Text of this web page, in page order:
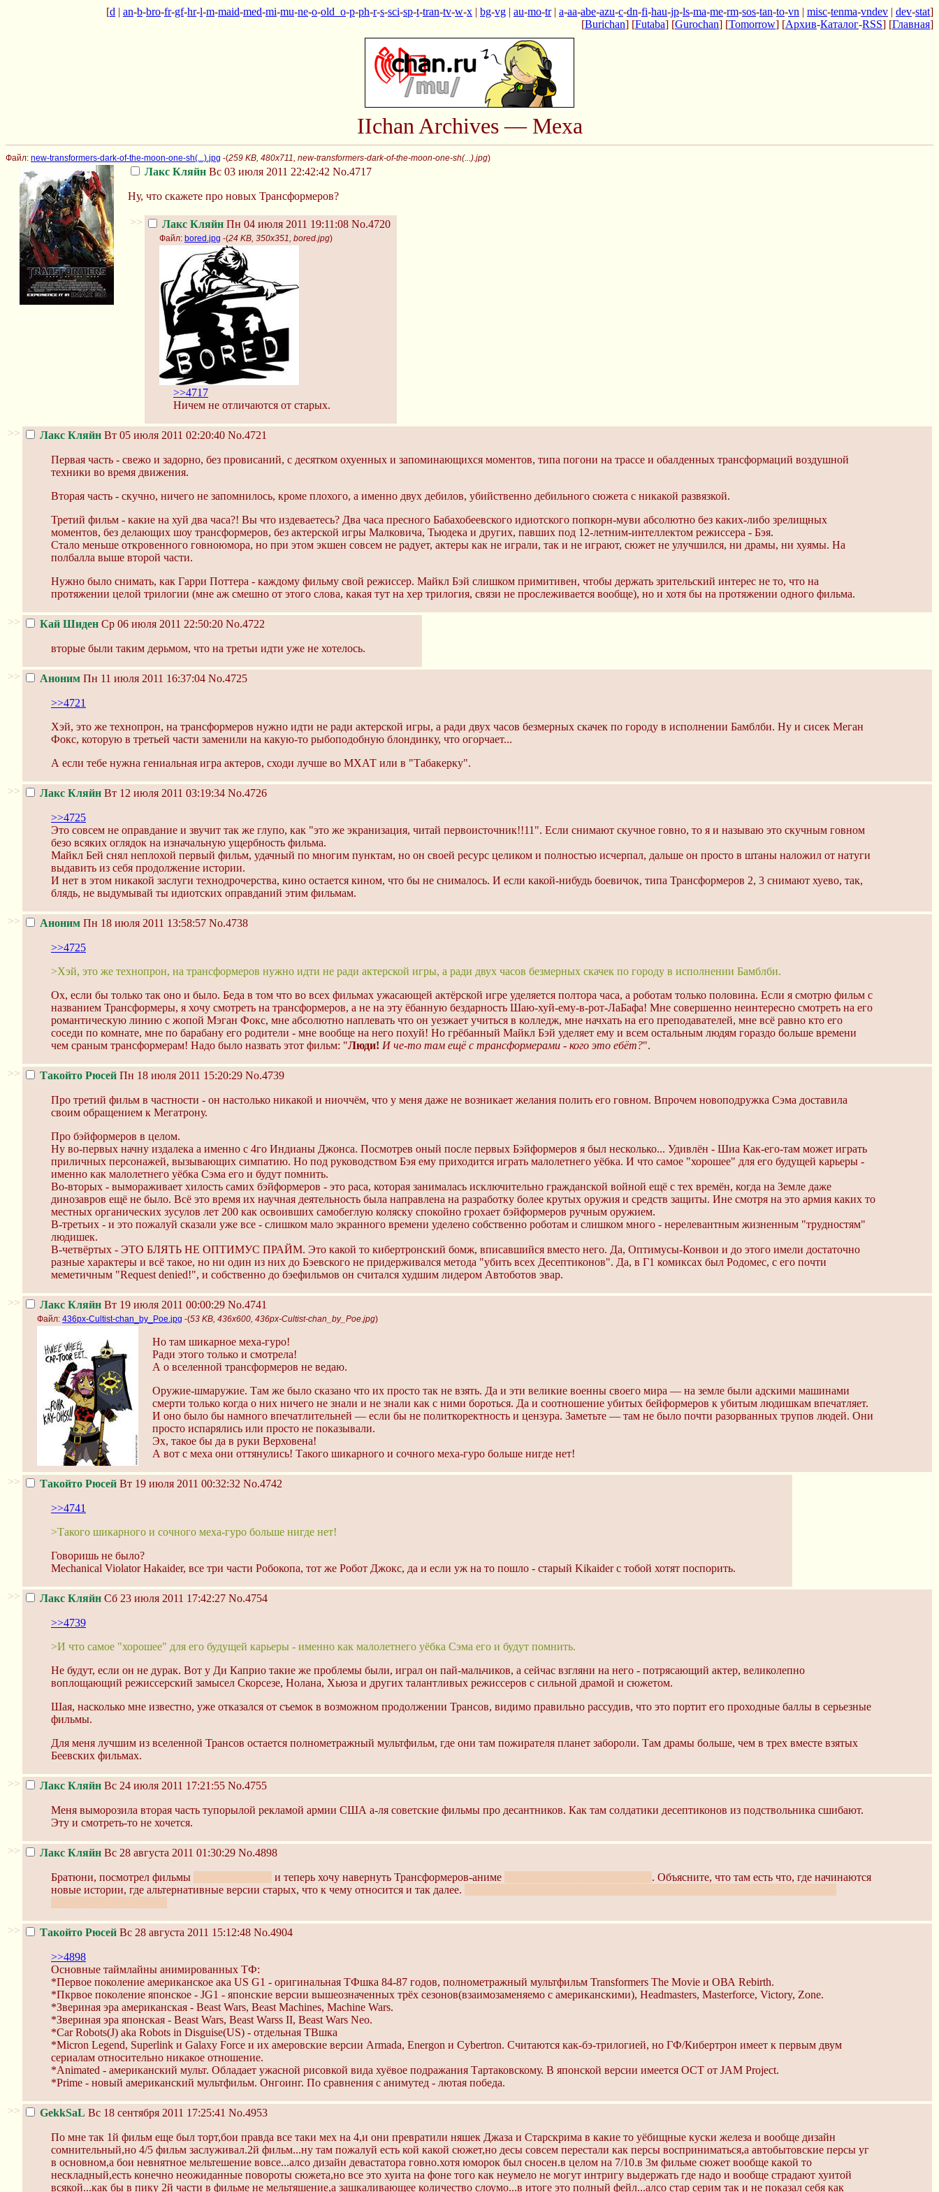
[d | an-b-bro-fr-gf-hr-l-m-maid-med-mi-mu-ne-o-old_o-p-ph-r-s-sci-sp-t-tran-tv-w-x | bg-vg | au-mo-tr| a-aa-abe-azu-c-dn-fi-hau-jp-ls-ma-me-rm-sos-tan-to-vn | misc-tenma-vndev | dev-stat]
[Burichan] [Futaba] [Gurochan] [Tomorrow] [Архив-Каталог-RSS] [Главная]
IIchan Archives — Меха
Файл: new-transformers-dark-of-the-moon-one-sh(...).jpg -(259 KB, 480x711, new-transformers-dark-of-the-moon-one-sh(...).jpg)
Лакс Кляйн Вс 03 июля 2011 22:42:42 No.4717
Ну, что скажете про новых Трансформеров?
>> Лакс Кляйн Пн 04 июля 2011 19:11:08 No.4720
Файл: bored.jpg -(24 KB, 350x351, bored.jpg)
>>4717
Ничем не отличаются от старых.
>> Лакс Кляйн Вт 05 июля 2011 02:20:40 No.4721
Первая часть - свежо и задорно, без провисаний, с десятком охуенных и запоминающихся моментов, типа погони на трассе и обалденных трансформаций воздушной
техники во время движения.
Вторая часть - скучно, ничего не запомнилось, кроме плохого, а именно двух дебилов, убийственно дебильного сюжета с никакой развязкой.
Третий фильм - какие на хуй два часа?! Вы что издеваетесь? Два часа пресного Бабахобеевского идиотского попкорн-муви абсолютно без каких-либо зрелищных
моментов, без делающих шоу трансформеров, без актерской игры Малковича, Тьюдека и других, павших под 12-летним-интеллектом режиссера - Бэя.
Стало меньше откровенного говноюмора, но при этом экшен совсем не радует, актеры как не играли, так и не играют, сюжет не улучшился, ни драмы, ни хуямы. На
полбалла выше второй части.
Нужно было снимать, как Гарри Поттера - каждому фильму свой режиссер. Майкл Бэй слишком примитивен, чтобы держать зрительский интерес не то, что на
протяжении целой трилогии (мне аж смешно от этого слова, какая тут на хер трилогия, связи не прослеживается вообще), но и хотя бы на протяжении одного фильма.
>> Кай Шиден Ср 06 июля 2011 22:50:20 No.4722
вторые были таким дерьмом, что на третьи идти уже не хотелось.
>> Аноним Пн 11 июля 2011 16:37:04 No.4725
>>4721
Хэй, это же технопрон, на трансформеров нужно идти не ради актерской игры, а ради двух часов безмерных скачек по городу в исполнении Бамблби. Ну и сисек Меган
Фокс, которую в третьей части заменили на какую-то рыбоподобную блондинку, что огорчает...
А если тебе нужна гениальная игра актеров, сходи лучше во МХАТ или в "Табакерку".
>> Лакс Кляйн Вт 12 июля 2011 03:19:34 No.4726
>>4725
Это совсем не оправдание и звучит так же глупо, как "это же экранизация, читай первоисточник!!11". Если снимают скучное говно, то я и называю это скучным говном
безо всяких оглядок на изначальную ущербность фильма.
Майкл Бей снял неплохой первый фильм, удачный по многим пунктам, но он своей ресурс целиком и полностью исчерпал, дальше он просто в штаны наложил от натуги
выдавить из себя продолжение истории.
И нет в этом никакой заслуги технодрочерства, кино остается кином, что бы не снималось. И если какой-нибудь боевичок, типа Трансформеров 2, 3 снимают хуево, так,
блядь, не выдумывай ты идиотских оправданий этим фильмам.
>> Аноним Пн 18 июля 2011 13:58:57 No.4738
>>4725
>Хэй, это же технопрон, на трансформеров нужно идти не ради актерской игры, а ради двух часов безмерных скачек по городу в исполнении Бамблби.
Ох, если бы только так оно и было. Беда в том что во всех фильмах ужасающей актёрской игре уделяется полтора часа, а роботам только половина. Если я смотрю фильм с
названием Трансформеры, я хочу смотреть на трансформеров, а не на эту ёбанную бездарность Шаю-хуй-ему-в-рот-ЛаБафа! Мне совершенно неинтересно смотреть на его
романтическую линию с жопой Мэган Фокс, мне абсолютно наплевать что он уезжает учиться в колледж, мне начхать на его преподавателей, мне всё равно кто его
соседи по комнате, мне по барабану его родители - мне вообще на него похуй! Но грёбанный Майкл Бэй уделяет ему и всем остальным людям гораздо больше времени
чем сраным трансформерам! Надо было назвать этот фильм: "Люди! И че-то там ещё с трансформерами - кого это ебёт?".
>> Такойто Рюсей Пн 18 июля 2011 15:20:29 No.4739
Про третий фильм в частности - он настолько никакой и ниоччём, что у меня даже не возникает желания полить его говном. Впрочем новоподружка Сэма доставила
своим обращением к Мегатрону.
Про бэйформеров в целом.
Ну во-первых начну издалека а именно с 4го Индианы Джонса. Посмотрев оный после первых Бэйформеров я был несколько... Удивлён - Шиа Как-его-там может играть
приличных персонажей, вызывающих симпатию. Но под руководством Бэя ему приходится играть малолетнего уёбка. И что самое "хорошее" для его будущей карьеры -
именно как малолетнего уёбка Сэма его и будут помнить.
Во-вторых - вымораживает хилость самих бэйформеров - это раса, которая занималась исключительно гражданской войной ещё с тех времён, когда на Земле даже
динозавров ещё не было. Всё это время их научная деятельность была направлена на разработку более крутых оружия и средств защиты. Ине смотря на это армия каких то
местных органических зусулов лет 200 как освоивших самобеглую коляску спокойно грохает бэйформеров ручным оружием.
В-третьих - и это пожалуй сказали уже все - слишком мало экранного времени уделено собственно роботам и слишком много - нерелевантным жизненным "трудностям"
людишек.
В-четвёртых - ЭТО БЛЯТЬ НЕ ОПТИМУС ПРАЙМ. Это какой то кибертронский бомж, вписавшийся вместо него. Да, Оптимусы-Конвои и до этого имели достаточно
разные характеры и всё такое, но ни один из них до Бэевского не придерживался метода "убить всех Десептиконов". Да, в Г1 комиксах был Родомес, с его почти
меметичным "Request denied!", и собственно до бэефильмов он считался худшим лидером Автоботов эвар.
>> Лакс Кляйн Вт 19 июля 2011 00:00:29 No.4741
Файл: 436px-Cultist-chan_by_Poe.jpg -(53 KB, 436x600, 436px-Cultist-chan_by_Poe.jpg)
Но там шикарное меха-гуро!
Ради этого только и смотрела!
А о вселенной трансформеров не ведаю.
Оружие-шмаружие. Там же было сказано что их просто так не взять. Да и эти великие военны своего мира — на земле были адскими машинами
смерти только когда о них ничего не знали и не знали как с ними бороться. Да и соотношение убитых бейформеров к убитым людишкам впечатляет.
И оно было бы намного впечатлительней — если бы не политкоректность и цензура. Заметьте — там не было почти разорванных трупов людей. Они
просто испарялись или просто не показывали.
Эх, такое бы да в руки Верховена!
А вот с меха они оттянулись! Такого шикарного и сочного меха-гуро больше нигде нет!
>> Такойто Рюсей Вт 19 июля 2011 00:32:32 No.4742
>>4741
>Такого шикарного и сочного меха-гуро больше нигде нет!
Говоришь не было?
Mechanical Violator Hakaider, все три части Робокопа, тот же Робот Джокс, да и если уж на то пошло - старый Kikaider с тобой хотят поспорить.
>> Лакс Кляйн Сб 23 июля 2011 17:42:27 No.4754
>>4739
>И что самое "хорошее" для его будущей карьеры - именно как малолетнего уёбка Сэма его и будут помнить.
Не будут, если он не дурак. Вот у Ди Каприо такие же проблемы были, играл он пай-мальчиков, а сейчас взгляни на него - потрясающий актер, великолепно
воплощающий режиссерский замысел Скорсезе, Нолана, Хьюза и других талантливых режиссеров с сильной драмой и сюжетом.
Шая, насколько мне известно, уже отказался от съемок в возможном продолжении Трансов, видимо правильно рассудив, что это портит его проходные баллы в серьезные
фильмы.
Для меня лучшим из вселенной Трансов остается полнометражный мультфильм, где они там пожирателя планет забороли. Там драмы больше, чем в трех вместе взятых
Беевских фильмах.
>> Лакс Кляйн Вс 24 июля 2011 17:21:55 No.4755
Меня выморозила вторая часть тупорылой рекламой армии США а-ля советские фильмы про десантников. Как там солдатики десептиконов из подствольника сшибают.
Эту и смотреть-то не хочется.
>> Лакс Кляйн Вс 28 августа 2011 01:30:29 No.4898
Братюни, посмотрел фильмы и теперь хочу навернуть Трансформеров-аниме
. Объясните, что там есть что, где начинаются
новые истории, где альтернативные версии старых, что к чему относится и так далее.
>> Такойто Рюсей Вс 28 августа 2011 15:12:48 No.4904
>>4898
Основные таймлайны анимированных ТФ:
*Первое поколение американское ака US G1 - оригинальная ТФшка 84-87 годов, полнометражный мультфильм Transformers The Movie и ОВА Rebirth.
*Пкрвое поколение японское - JG1 - японские версии вышеозначенных трёх сезонов(взаимозаменяемо с американскими), Headmasters, Masterforce, Victory, Zone.
*Звериная эра американская - Beast Wars, Beast Machines, Machine Wars.
*Звериная эра японская - Beast Wars, Beast Warss II, Beast Wars Neo.
*Car Robots(J) aka Robots in Disguise(US) - отдельная ТВшка
*Micron Legend, Superlink и Galaxy Force и их амеровские версии Armada, Energon и Cybertron. Считаются как-бэ-трилогией, но ГФ/Кибертрон имеет к первым двум
сериалам относительно никакое отношение.
*Animated - американский мульт. Обладает ужасной рисовкой вида хуёвое подражания Тартаковскому. В японской версии имеется ОСТ от JAM Project.
*Prime - новый американский мультфильм. Онгоинг. По сравнения с анимутед - лютая победа.
>> GekkSaL Вс 18 сентября 2011 17:25:41 No.4953
По мне так 1й фильм еще был торт,бои правда все таки мех на 4,и они превратили няшек Джаза и Старскрима в какие то уёбищные куски железа и вообще дизайн
сомнительный,но 4/5 фильм заслуживал.2й фильм...ну там пожалуй есть кой какой сюжет,но десы совсем перестали как персы восприниматься,а автобытовские персы уг
в основном,а бои невнятное мельтешение вовсе...алсо дизайн девастатора говно.хотя юморок был сносен.в целом на 7/10.в 3м фильме сюжет вообще какой то
нескладный,есть конечно неожиданные повороты сюжета,но все это хуита на фоне того как неумело не могут интригу выдержать где надо и вообще страдают хуитой
всякой...как бы в пику 2й части в фильме не мельтяшение,а зашкаливающее количество слоумо...в итоге это полный фейл...алсо стар серим так и не показал себя как